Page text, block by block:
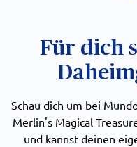
Für dich
Schau dich um bei
Merlin's Magical
und kannst deinen